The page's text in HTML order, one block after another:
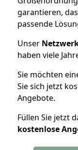
garantieren,
passende
Unser
haben viele
Sie möchten
Sie sich jetzt
Angebote.
Füllen Sie jetzt
kostenlose